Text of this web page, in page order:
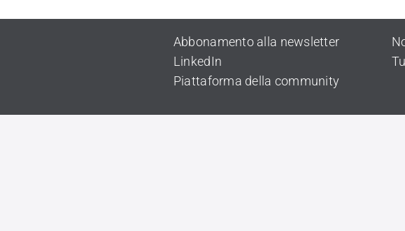
Abbonamento alla newsletter
LinkedIn
Piattaforma della community